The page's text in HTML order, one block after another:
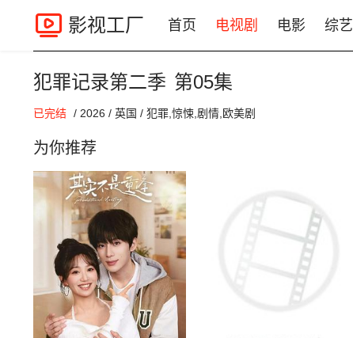
影视工厂 首页 电视剧 电影 综艺
00:00 / 00:00
犯罪记录第二季 第05集
已完结 / 2026 / 英国 / 犯罪,惊悚,剧情,欧美剧
为你推荐